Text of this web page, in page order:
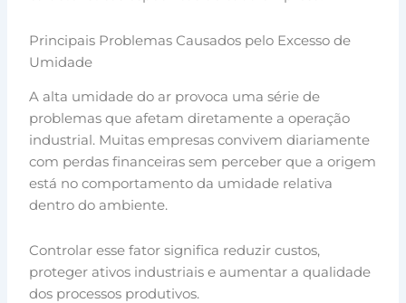
Principais Problemas Causados pelo Excesso de
Umidade
A alta umidade do ar provoca uma série de
problemas que afetam diretamente a operação
industrial. Muitas empresas convivem diariamente
com perdas financeiras sem perceber que a origem
está no comportamento da umidade relativa
dentro do ambiente.
Controlar esse fator significa reduzir custos,
proteger ativos industriais e aumentar a qualidade
dos processos produtivos.